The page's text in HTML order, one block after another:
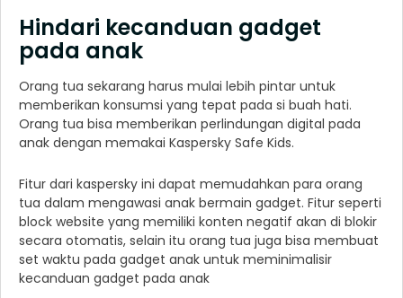
Hindari kecanduan gadget
pada anak
Orang tua sekarang harus mulai lebih pintar untuk
memberikan konsumsi yang tepat pada si buah hati.
Orang tua bisa memberikan perlindungan digital pada
anak dengan memakai Kaspersky Safe Kids.
Fitur dari kaspersky ini dapat memudahkan para orang
tua dalam mengawasi anak bermain gadget. Fitur seperti
block website yang memiliki konten negatif akan di blokir
secara otomatis, selain itu orang tua juga bisa membuat
set waktu pada gadget anak untuk meminimalisir
kecanduan gadget pada anak